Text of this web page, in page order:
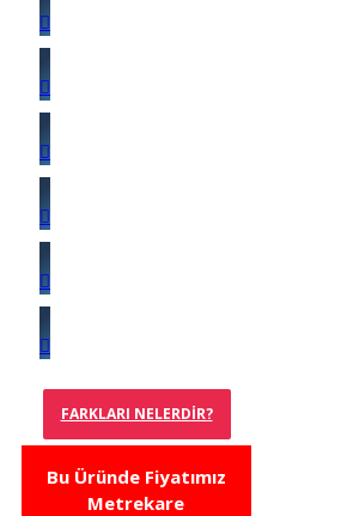
FARKLARI NELERDIR?
Bu Üründe Fiyatımız
Metrekare